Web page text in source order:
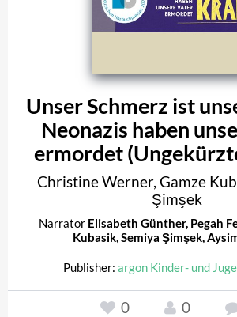
Unser Schmerz ist
Neonazis haben
ermordet
Christine Werner, Gamze
Şimşek
Narrator Elisabeth Günther, Pegah
Kubasik,Semiya Şimşek,
Publisher: argon Kinder- und
0 0